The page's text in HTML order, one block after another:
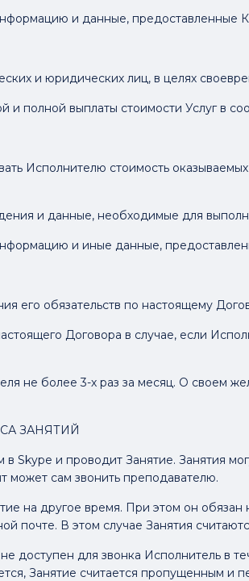
и данные, предоставленные
и юридических лиц, в целях
и полной выплаты стоимости Услуг в
Исполнителю стоимость
и данные, необходимые для
и иные данные,
его обязательств по настоящему
Договора в случае, если
не более 3-х раз за месяц. О своем
ЗАНЯТИЙ
в Skype и проводит Занятие. Занятия
может сам звонить преподавателю.
на другое время. При этом он
почте. В этом случае Занятия
доступен для звонка Исполнитель в
Занятие считается пропущенным